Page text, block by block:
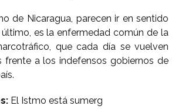
de Nicaragua, parecen ir en sentido
es la enfermedad común de la
que cada día se vuelven
frente a los indefensos gobiernos de
El Istmo está sumerg